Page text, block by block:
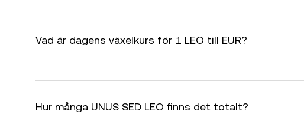
Vad är dagens växelkurs för 1 LEO till EUR?
Hur många UNUS SED LEO finns det totalt?